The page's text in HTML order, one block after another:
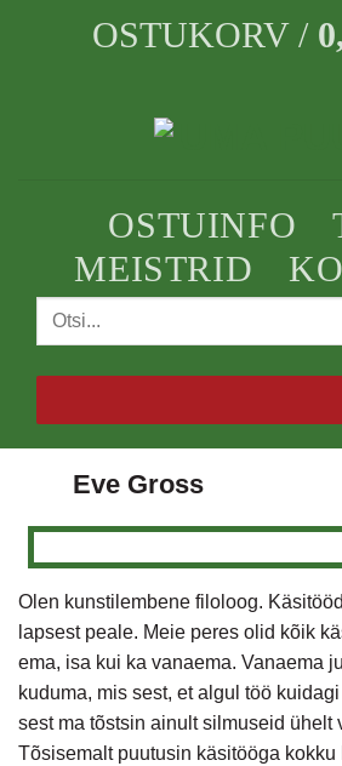
OSTUKORV /
OSTUINFO
MEISTRID
Otsi:
Eve Gross
Olen kunstilembene filoloog.
lapsest peale. Meie peres olid kõik
ema, isa kui ka vanaema. Vanaema
kuduma, mis sest, et algul töö
sest ma tõstsin ainult silmuseid ühelt
Tõsisemalt puutusin käsitööga